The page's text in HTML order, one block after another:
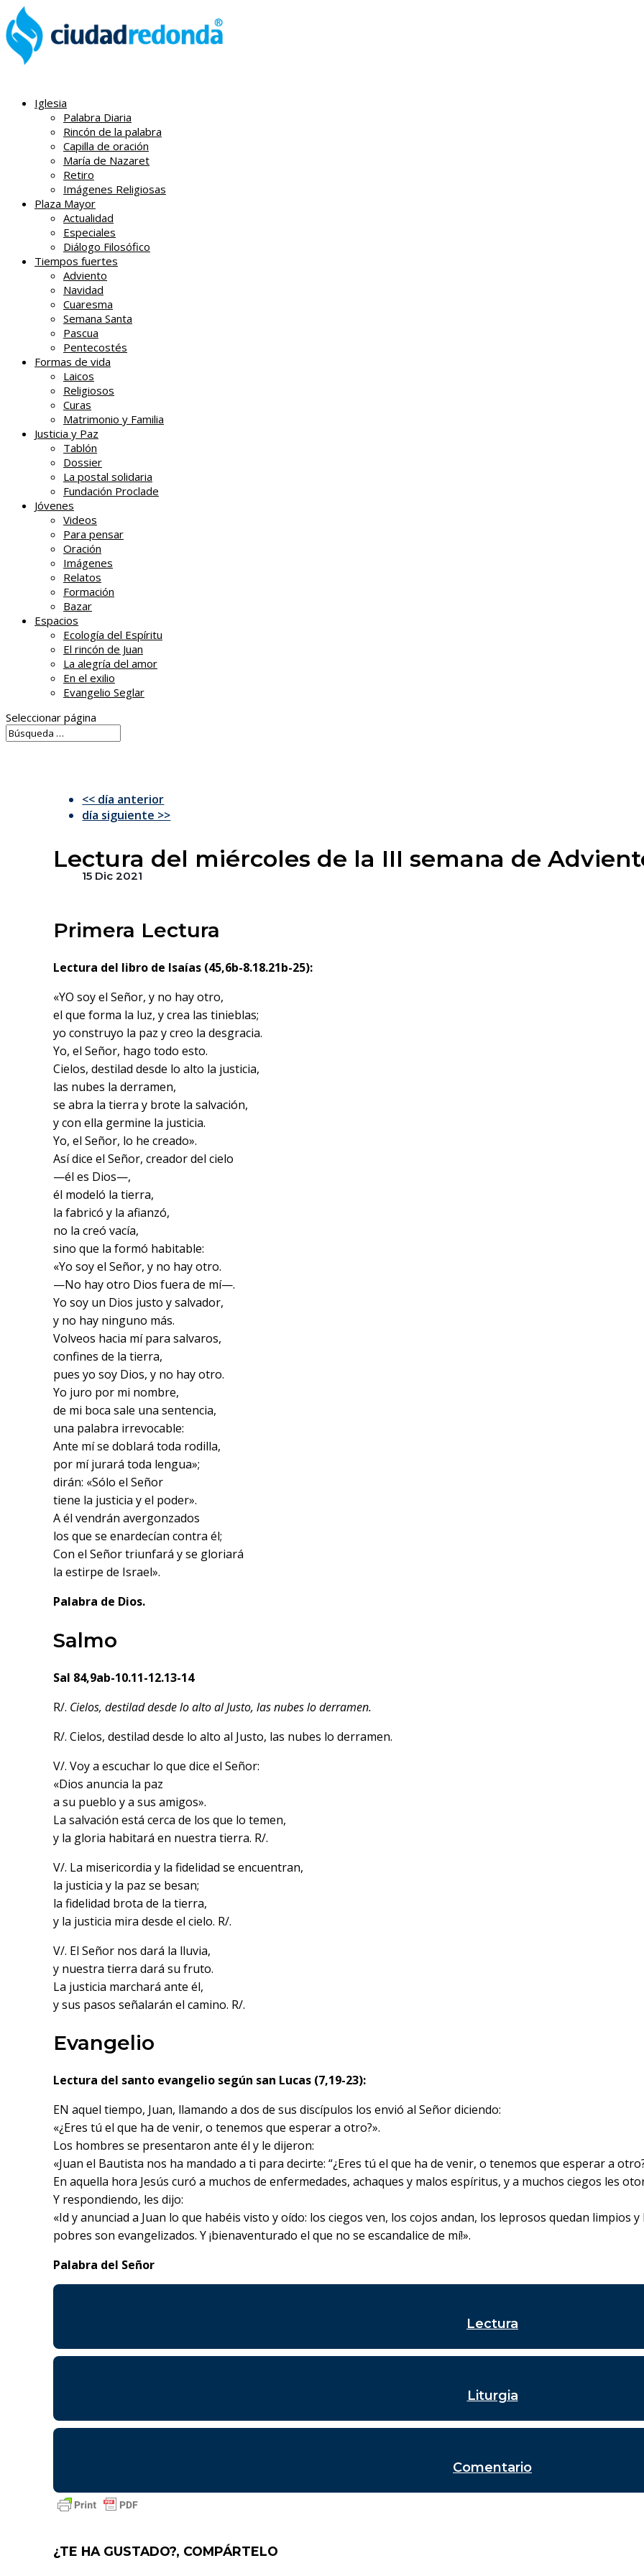
Iglesia
Palabra Diaria
Rincón de la palabra
Capilla de oración
María de Nazaret
Retiro
Imágenes Religiosas
Plaza Mayor
Actualidad
Especiales
Diálogo Filosófico
Tiempos fuertes
Adviento
Navidad
Cuaresma
Semana Santa
Pascua
Pentecostés
Formas de vida
Laicos
Religiosos
Curas
Matrimonio y Familia
Justicia y Paz
Tablón
Dossier
La postal solidaria
Fundación Proclade
Jóvenes
Videos
Para pensar
Oración
Imágenes
Relatos
Formación
Bazar
Espacios
Ecología del Espíritu
El rincón de Juan
La alegría del amor
En el exilio
Evangelio Seglar
Seleccionar página
<< día anterior
día siguiente >>
Lectura del miércoles de la III semana de
15 Dic 2021
Primera Lectura
Lectura del libro de Isaías (45,6b-8.18.21b-25):
«YO soy el Señor, y no hay otro,
el que forma la luz, y crea las tinieblas;
yo construyo la paz y creo la desgracia.
Yo, el Señor, hago todo esto.
Cielos, destilad desde lo alto la justicia,
las nubes la derramen,
se abra la tierra y brote la salvación,
y con ella germine la justicia.
Yo, el Señor, lo he creado».
Así dice el Señor, creador del cielo
—él es Dios—,
él modeló la tierra,
la fabricó y la afianzó,
no la creó vacía,
sino que la formó habitable:
«Yo soy el Señor, y no hay otro.
—No hay otro Dios fuera de mí—.
Yo soy un Dios justo y salvador,
y no hay ninguno más.
Volveos hacia mí para salvaros,
confines de la tierra,
pues yo soy Dios, y no hay otro.
Yo juro por mi nombre,
de mi boca sale una sentencia,
una palabra irrevocable:
Ante mí se doblará toda rodilla,
por mí jurará toda lengua»;
dirán: «Sólo el Señor
tiene la justicia y el poder».
A él vendrán avergonzados
los que se enardecían contra él;
Con el Señor triunfará y se gloriará
la estirpe de Israel».
Palabra de Dios.
Salmo
Sal 84,9ab-10.11-12.13-14
R/. Cielos, destilad desde lo alto al Justo, las nubes lo derramen.
R/. Cielos, destilad desde lo alto al Justo, las nubes lo derramen.
V/. Voy a escuchar lo que dice el Señor:
«Dios anuncia la paz
a su pueblo y a sus amigos».
La salvación está cerca de los que lo temen,
y la gloria habitará en nuestra tierra. R/.
V/. La misericordia y la fidelidad se encuentran,
la justicia y la paz se besan;
la fidelidad brota de la tierra,
y la justicia mira desde el cielo. R/.
V/. El Señor nos dará la lluvia,
y nuestra tierra dará su fruto.
La justicia marchará ante él,
y sus pasos señalarán el camino. R/.
Evangelio
Lectura del santo evangelio según san Lucas (7,19-23):
EN aquel tiempo, Juan, llamando a dos de sus discípulos los envió al Señor diciendo:
«¿Eres tú el que ha de venir, o tenemos que esperar a otro?».
Los hombres se presentaron ante él y le dijeron:
«Juan el Bautista nos ha mandado a ti para decirte: “¿Eres tú el que ha de venir, o tenemos que esperar a
En aquella hora Jesús curó a muchos de enfermedades, achaques y malos espíritus, y a muchos ciegos les
Y respondiendo, les dijo:
«Id y anunciad a Juan lo que habéis visto y oído: los ciegos ven, los cojos andan, los leprosos quedan limpios
pobres son evangelizados. Y ¡bienaventurado el que no se escandalice de mí!».
Palabra del Señor
Lectura
Liturgia
Comentario
¿TE HA GUSTADO?, COMPÁRTELO